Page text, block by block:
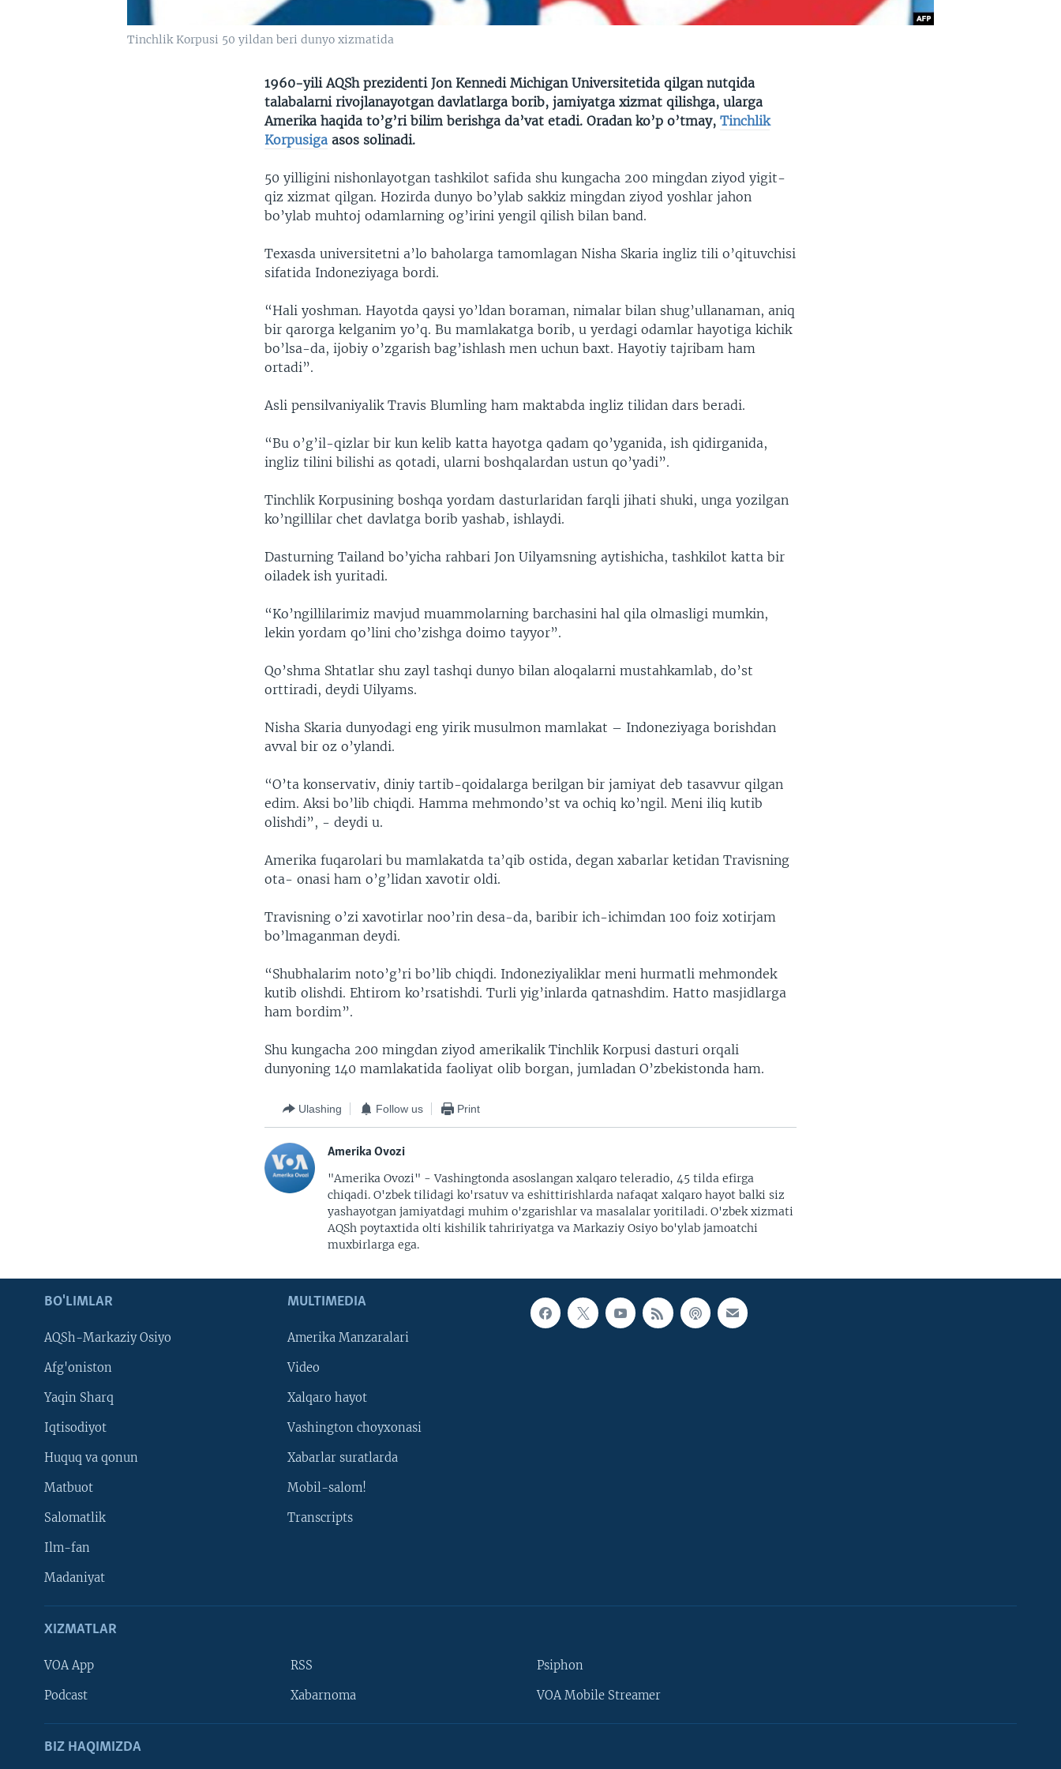
Tinchlik Korpusi 50 yildan beri dunyo xizmatida
1960-yili AQSh prezidenti Jon Kennedi Michigan Universitetida qilgan nutqida
talabalarni rivojlanayotgan davlatlarga borib, jamiyatga xizmat qilishga, ularga
Amerika haqida to’g’ri bilim berishga da’vat etadi. Oradan ko’p o’tmay,Tinchlik
Korpusiga asos solinadi.
50 yilligini nishonlayotgan tashkilot safida shu kungacha 200 mingdan ziyod yigit-
qiz xizmat qilgan. Hozirda dunyo bo’ylab sakkiz mingdan ziyod yoshlar jahon
bo’ylab muhtoj odamlarning og’irini yengil qilish bilan band.
Texasda universitetni a’lo baholarga tamomlagan Nisha Skaria ingliz tili o’qituvchisi
sifatida Indoneziyaga bordi.
“Hali yoshman. Hayotda qaysi yo’ldan boraman, nimalar bilan shug’ullanaman, aniq
bir qarorga kelganim yo’q. Bu mamlakatga borib, u yerdagi odamlar hayotiga kichik
bo’lsa-da, ijobiy o’zgarish bag’ishlash men uchun baxt. Hayotiy tajribam ham
ortadi”.
Asli pensilvaniyalik Travis Blumling ham maktabda ingliz tilidan dars beradi.
“Bu o’g’il-qizlar bir kun kelib katta hayotga qadam qo’yganida, ish qidirganida,
ingliz tilini bilishi as qotadi, ularni boshqalardan ustun qo’yadi”.
Tinchlik Korpusining boshqa yordam dasturlaridan farqli jihati shuki, unga yozilgan
ko’ngillilar chet davlatga borib yashab, ishlaydi.
Dasturning Tailand bo’yicha rahbari Jon Uilyamsning aytishicha, tashkilot katta bir
oiladek ish yuritadi.
“Ko’ngillilarimiz mavjud muammolarning barchasini hal qila olmasligi mumkin,
lekin yordam qo’lini cho’zishga doimo tayyor”.
Qo’shma Shtatlar shu zayl tashqi dunyo bilan aloqalarni mustahkamlab, do’st
orttiradi, deydi Uilyams.
Nisha Skaria dunyodagi eng yirik musulmon mamlakat – Indoneziyaga borishdan
avval bir oz o’ylandi.
“O’ta konservativ, diniy tartib-qoidalarga berilgan bir jamiyat deb tasavvur qilgan
edim. Aksi bo’lib chiqdi. Hamma mehmondo’st va ochiq ko’ngil. Meni iliq kutib
olishdi”, - deydi u.
Amerika fuqarolari bu mamlakatda ta’qib ostida, degan xabarlar ketidan Travisning
ota- onasi ham o’g’lidan xavotir oldi.
Travisning o’zi xavotirlar noo’rin desa-da, baribir ich-ichimdan 100 foiz xotirjam
bo’lmaganman deydi.
“Shubhalarim noto’g’ri bo’lib chiqdi. Indoneziyaliklar meni hurmatli mehmondek
kutib olishdi. Ehtirom ko’rsatishdi. Turli yig’inlarda qatnashdim. Hatto masjidlarga
ham bordim”.
Shu kungacha 200 mingdan ziyod amerikalik Tinchlik Korpusi dasturi orqali
dunyoning 140 mamlakatida faoliyat olib borgan, jumladan O’zbekistonda ham.
Ulashing Follow us Print
Amerika Ovozi
"Amerika Ovozi" - Vashingtonda asoslangan xalqaro teleradio, 45 tilda efirga
chiqadi. O'zbek tilidagi ko'rsatuv va eshittirishlarda nafaqat xalqaro hayot balki siz
yashayotgan jamiyatdagi muhim o'zgarishlar va masalalar yoritiladi. O'zbek xizmati
AQSh poytaxtida olti kishilik tahririyatga va Markaziy Osiyo bo'ylab jamoatchi
muxbirlarga ega.
BO'LIMLAR
AQSh-Markaziy Osiyo
Afg'oniston
Yaqin Sharq
Iqtisodiyot
Huquq va qonun
Matbuot
Salomatlik
Ilm-fan
Madaniyat
MULTIMEDIA
Amerika Manzaralari
Video
Xalqaro hayot
Vashington choyxonasi
Xabarlar suratlarda
Mobil-salom!
Transcripts
XIZMATLAR
VOA App
Podcast
RSS
Xabarnoma
Psiphon
VOA Mobile Streamer
BIZ HAQIMIZDA